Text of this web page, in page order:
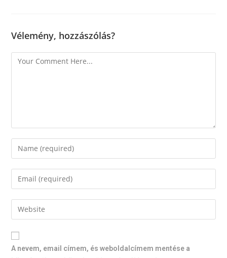
Vélemény, hozzászólás?
A nevem, email címem, és weboldalcímem mentése a